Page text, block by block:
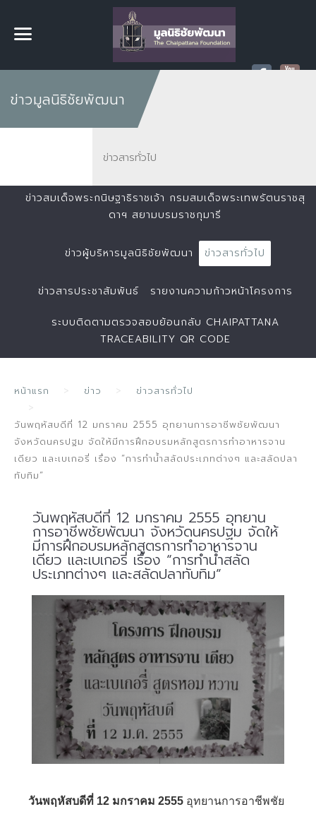
ข่าวมูลนิธิชัยพัฒนา
ข่าวสารทั่วไป
ข่าวสมเด็จพระกนิษฐาธิราชเจ้า กรมสมเด็จพระเทพรัตนราชสุ
ดาฯ สยามบรมราชกุมารี
ข่าวผู้บริหารมูลนิธิชัยพัฒนา ข่าวสารทั่วไป
ข่าวสารประชาสัมพันธ์ รายงานความก้าวหน้าโครงการ
ระบบติดตามตรวจสอบย้อนกลับ CHAIPATTANA
TRACEABILITY QR CODE
หน้าแรก ข่าว ข่าวสารทั่วไป
วันพฤหัสบดีที่ 12 มกราคม 2555 อุทยานการอาชีพชัยพัฒนา
จังหวัดนครปฐม จัดให้มีการฝึกอบรมหลักสูตรการทำอาหารจาน
เดียว และเบเกอรี่ เรื่อง “การทำน้ำสลัดประเภทต่างๆ และสลัดปลา
ทับทิม”
วันพฤหัสบดีที่ 12 มกราคม 2555 อุทยาน
การอาชีพชัยพัฒนา จังหวัดนครปฐม จัดให้
มีการฝึกอบรมหลักสูตรการทำอาหารจาน
เดียว และเบเกอรี่ เรื่อง “การทำน้ำสลัด
ประเภทต่างๆ และสลัดปลาทับทิม”
วันพฤหัสบดีที่ 12 มกราคม 2555 อุทยานการอาชีพชัย